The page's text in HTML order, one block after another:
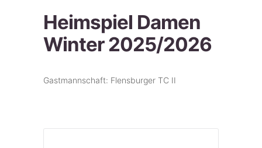
Heimspiel Damen
Winter 2025/2026
Gastmannschaft: Flensburger TC II